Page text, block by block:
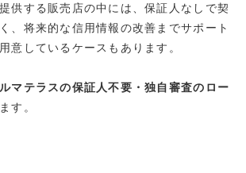
供する販売店の中には、保証人なしで契
、将来的な信用情報の改善までサポート
意しているケースもあります。
マテラスの保証人不要・独自審査のロー
す。